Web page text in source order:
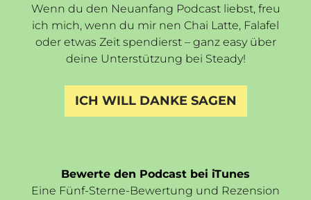
Wenn du den Neuanfang Podcast liebst, freu
ich mich, wenn du mir nen Chai Latte, Falafel
oder etwas Zeit spendierst – ganz easy über
deine Unterstützung bei Steady!
ICH WILL DANKE SAGEN
Bewerte den Podcast bei iTunes
Eine Fünf-Sterne-Bewertung und Rezension